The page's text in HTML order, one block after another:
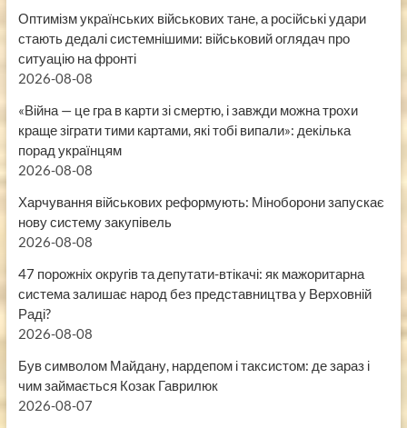
Оптимізм українських військових тане, а російські удари
стають дедалі системнішими: військовий оглядач про
ситуацію на фронті
2026-08-08
«Війна — це гра в карти зі смертю, і завжди можна трохи
краще зіграти тими картами, які тобі випали»: декілька
порад українцям
2026-08-08
Харчування військових реформують: Міноборони запускає
нову систему закупівель
2026-08-08
47 порожніх округів та депутати-втікачі: як мажоритарна
система залишає народ без представництва у Верховній
Раді?
2026-08-08
Був символом Майдану, нардепом і таксистом: де зараз і
чим займається Козак Гаврилюк
2026-08-07